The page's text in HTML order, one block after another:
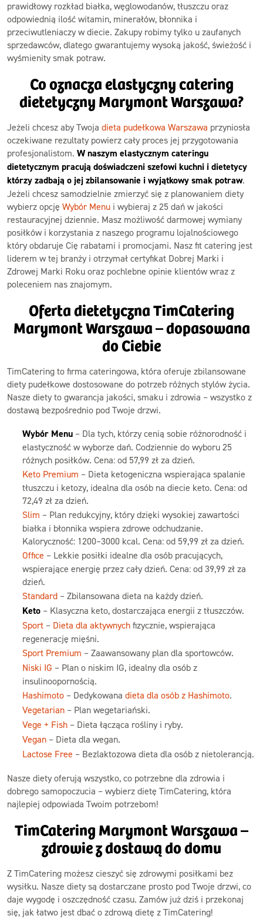
prawidłowy rozkład białka, węglowodanów, tłuszczu oraz
odpowiednią ilość witamin, minerałów, błonnika i
przeciwutleniaczy w diecie. Zakupy robimy tylko u zaufanych
sprzedawców, dlatego gwarantujemy wysoką jakość, świeżość i
wyśmienity smak potraw.
Co oznacza elastyczny catering
dietetyczny Marymont Warszawa?
Jeżeli chcesz aby Twoja dieta pudełkowa Warszawa przyniosła
oczekiwane rezultaty powierz cały proces jej przygotowania
profesjonalistom. W naszym elastycznym cateringu
dietetycznym pracują doświadczeni szefowi kuchni i dietetycy
którzy zadbają o jej zbilansowanie i wyjątkowy smak potraw.
Jeżeli chcesz samodzielnie zmierzyć się z planowaniem diety
wybierz opcję Wybór Menu i wybieraj z 25 dań w jakości
restauracyjnej dziennie. Masz możliwość darmowej wymiany
posiłków i korzystania z naszego programu lojalnościowego
który obdaruje Cię rabatami i promocjami. Nasz fit catering jest
liderem w tej branży i otrzymał certyfikat Dobrej Marki i
Zdrowej Marki Roku oraz pochlebne opinie klientów wraz z
poleceniem nas znajomym.
Oferta dietetyczna TimCatering
Marymont Warszawa – dopasowana
do Ciebie
TimCatering to firma cateringowa, która oferuje zbilansowane
diety pudełkowe dostosowane do potrzeb różnych stylów życia.
Nasze diety to gwarancja jakości, smaku i zdrowia – wszystko z
dostawą bezpośrednio pod Twoje drzwi.
Wybór Menu – Dla tych, którzy cenią sobie różnorodność i
elastyczność w wyborze dań. Codziennie do wyboru 25
różnych posiłków. Cena: od 57,99 zł za dzień.
Keto Premium – Dieta ketogeniczna wspierająca spalanie
tłuszczu i ketozy, idealna dla osób na diecie keto. Cena: od
72,49 zł za dzień.
Slim – Plan redukcyjny, który dzięki wysokiej zawartości
białka i błonnika wspiera zdrowe odchudzanie.
Kaloryczność: 1200–3000 kcal. Cena: od 59,99 zł za dzień.
Office – Lekkie posiłki idealne dla osób pracujących,
wspierające energię przez cały dzień. Cena: od 39,99 zł za
dzień.
Standard – Zbilansowana dieta na każdy dzień.
Keto – Klasyczna keto, dostarczająca energii z tłuszczów.
Sport – Dieta dla aktywnych fizycznie, wspierająca
regenerację mięśni.
Sport Premium – Zaawansowany plan dla sportowców.
Niski IG – Plan o niskim IG, idealny dla osób z
insulinoopornością.
Hashimoto – Dedykowana dieta dla osób z Hashimoto.
Vegetarian – Plan wegetariański.
Vege + Fish – Dieta łącząca rośliny i ryby.
Vegan – Dieta dla wegan.
Lactose Free – Bezlaktozowa dieta dla osób z nietolerancją.
Nasze diety oferują wszystko, co potrzebne dla zdrowia i
dobrego samopoczucia – wybierz dietę TimCatering, która
najlepiej odpowiada Twoim potrzebom!
TimCatering Marymont Warszawa –
zdrowie z dostawą do domu
Z TimCatering możesz cieszyć się zdrowymi posiłkami bez
wysiłku. Nasze diety są dostarczane prosto pod Twoje drzwi, co
daje wygodę i oszczędność czasu. Zamów już dziś i przekonaj
się, jak łatwo jest dbać o zdrową dietę z TimCatering!